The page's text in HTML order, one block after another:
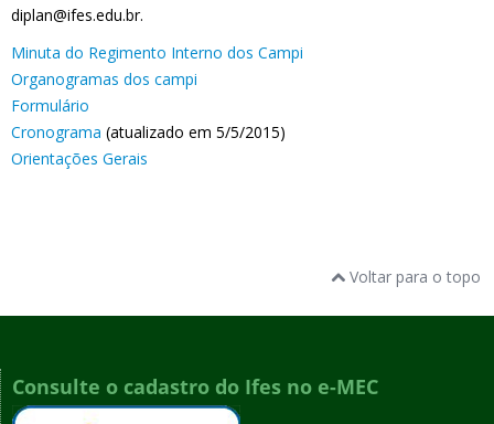
diplan@ifes.edu.br.
Minuta do Regimento Interno dos Campi
Organogramas dos campi
Formulário
Cronograma (atualizado em 5/5/2015)
Orientações Gerais
Voltar para o topo
Consulte o cadastro do Ifes no e-MEC